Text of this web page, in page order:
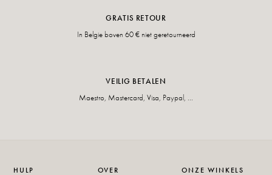
GRATIS RETOUR
In Belgie boven 60 € niet geretourneerd
VEILIG BETALEN
Maestro, Mastercard, Visa, Paypal, ...
HULP OVER ONZE WINKELS